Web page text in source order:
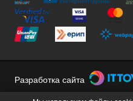
Разработка сайта